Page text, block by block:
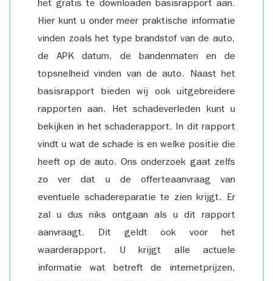
het gratis te downloaden basisrapport aan.
Hier kunt u onder meer praktische informatie
vinden zoals het type brandstof van de auto,
de APK datum, de bandenmaten en de
topsnelheid vinden van de auto. Naast het
basisrapport bieden wij ook uitgebreidere
rapporten aan. Het schadeverleden kunt u
bekijken in het schaderapport. In dit rapport
vindt u wat de schade is en welke positie die
heeft op de auto. Ons onderzoek gaat zelfs
zo ver dat u de offerteaanvraag van
eventuele schadereparatie te zien krijgt. Er
zal u dus niks ontgaan als u dit rapport
aanvraagt. Dit geldt ook voor het
waarderapport. U krijgt alle actuele
informatie wat betreft de internetprijzen,